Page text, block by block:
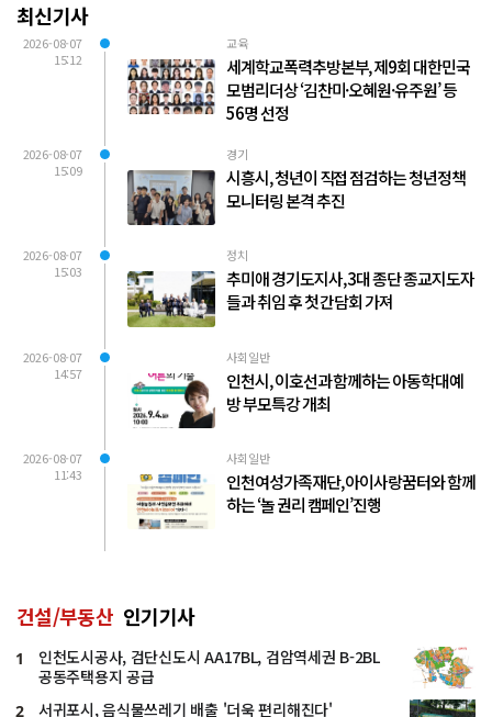
최신기사
2026-08-07
15:12
교육
세계학교폭력추방본부, 제9회 대한민국
모범리더상 ‘김찬미·오혜원·유주원’ 등
56명 선정
2026-08-07
15:09
경기
시흥시, 청년이 직접 점검하는 청년정책
모니터링 본격 추진
2026-08-07
15:03
정치
추미애 경기도지사, 3대 종단 종교지도자
들과 취임 후 첫 간담회 가져
2026-08-07
14:57
사회일반
인천시, 이호선과 함께하는 아동학대예
방 부모특강 개최
2026-08-07
11:43
사회일반
인천여성가족재단, 아이사랑꿈터와 함께
하는 ‘놀 권리 캠페인’진행
건설/부동산 인기기사
1
인천도시공사, 검단신도시 AA17BL, 검암역세권 B-2BL
공동주택용지 공급
2 서귀포시, 음식물쓰레기 배출 '더욱 편리해진다'